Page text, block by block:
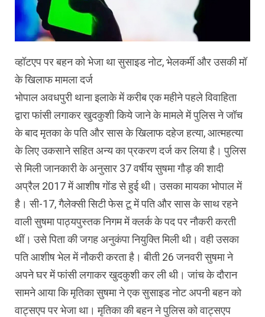
व्हॉटएप पर बहन को भेजा था सुसाइड नोट, भेलकर्मी और उसकी मॉ
के खिलाफ मामला दर्ज
भोपाल अवधपुरी थाना इलाके में करीब एक महीने पहले विवाहिता
द्वारा फांसी लगाकर खुदकुशी किये जाने के मामले में पुलिस ने जॉच
के बाद मृतका के पति और सास के खिलाफ दहेज हत्या, आत्महत्या
के लिए उकसाने सहित अन्य का प्रकरण दर्ज कर लिया है। पुलिस
से मिली जानकारी के अनुसार 37 वर्षीय सुषमा गौड़ की शादी
अप्रैल 2017 में आशीष गोंड से हुई थी। उसका मायका भोपाल में
है। सी-17, गैलेक्सी सिटी फेस टू में पति और सास के साथ रहने
वाली सुषमा पाठ्यपुस्तक निगम में क्लर्क के पद पर नौकरी करती
थीं। उसे पिता की जगह अनुकंपा नियुक्ति मिली थी। वही उसका
पति आशीष भेल में नौकरी करता है। बीती 26 जनवरी सुषमा ने
अपने घर में फांसी लगाकर खुदकुशी कर ली थी। जांच के दौरान
सामने आया कि मृतिका सुषमा ने एक सुसाइड नोट अपनी बहन को
वाट्सएप पर भेजा था। मृतिका की बहन ने पुलिस को वाट्सएप